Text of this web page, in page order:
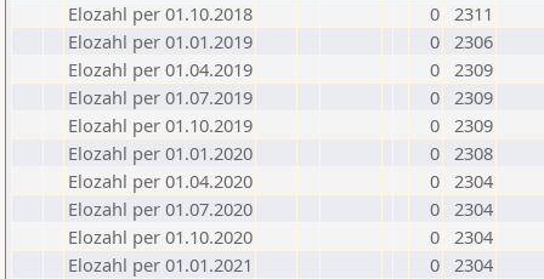
Elozahl per 01.10.2018
0 2311
Elozahl per 01.01.2019
0 2306
Elozahl per 01.04.2019
0 2309
Elozahl per 01.07.2019
0 2309
Elozahl per 01.10.2019
0 2309
Elozahl per 01.01.2020
0 2308
Elozahl per 01.04.2020
0 2304
Elozahl per 01.07.2020
0 2304
Elozahl per 01.10.2020
0 2304
Elozahl per 01.01.2021
0 2304